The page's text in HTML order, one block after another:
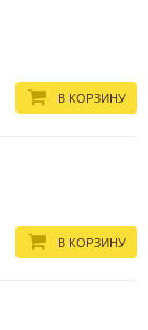
В КОРЗИНУ
В КОРЗИНУ